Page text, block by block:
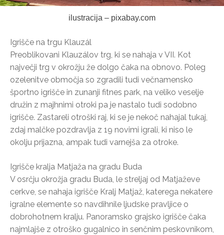
ilustracija – pixabay.com
Igrišče na trgu Klauzál
Preoblikovani Klauzálov trg, ki se nahaja v VII. Kot
največji trg v okrožju že dolgo čaka na obnovo. Poleg
ozelenitve območja so zgradili tudi večnamensko
športno igrišče in zunanji fitnes park, na veliko veselje
družin z majhnimi otroki pa je nastalo tudi sodobno
igrišče. Zastareli otroški raj, ki se je nekoč nahajal tukaj,
zdaj malčke pozdravlja z 19 novimi igrali, ki niso le
okolju prijazna, ampak tudi varnejša za otroke.
Igrišče kralja Matjaža na gradu Buda
V osrčju okrožja gradu Buda, le streljaj od Matjaževe
cerkve, se nahaja igrišče Kralj Matjaž, katerega nekatere
igralne elemente so navdihnile ljudske pravljice o
dobrohotnem kralju. Panoramsko grajsko igrišče čaka
najmlajše z otroško gugalnico in senčnim peskovnikom,